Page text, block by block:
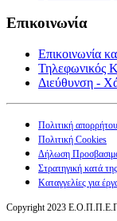
Επικοινωνία
Επικοινωνία
Τηλεφωνικός
Διεύθυνση -
Πολιτική απορρήτου
Πολιτική Cookies
Δήλωση
Στρατηγική κατά
Καταγγελίες για
Copyright 2023